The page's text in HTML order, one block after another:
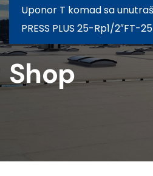
Uponor T komad sa
PRESS PLUS 25-Rp1/2″FT-25
Shop